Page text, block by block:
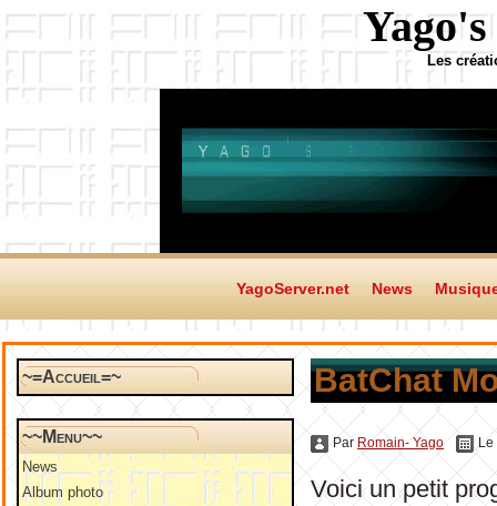
Les
YagoServer.net News
~=Accueil=~
~~Menu~~
News
Album photo
BatChat
ParRomain- Yago Le
Voici un petit